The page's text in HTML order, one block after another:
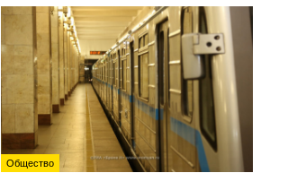
Общество